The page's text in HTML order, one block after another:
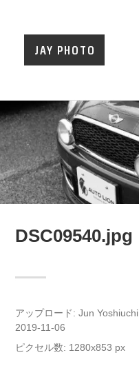
JAY PHOTO
DSC09540.jpg
アップロード:Jun Yoshiuchi
2019-11-06
ピクセル数: 1280x853 px